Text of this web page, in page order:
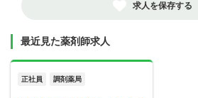
求人を保存する
最近見た薬剤師求人
正社員 調剤薬局